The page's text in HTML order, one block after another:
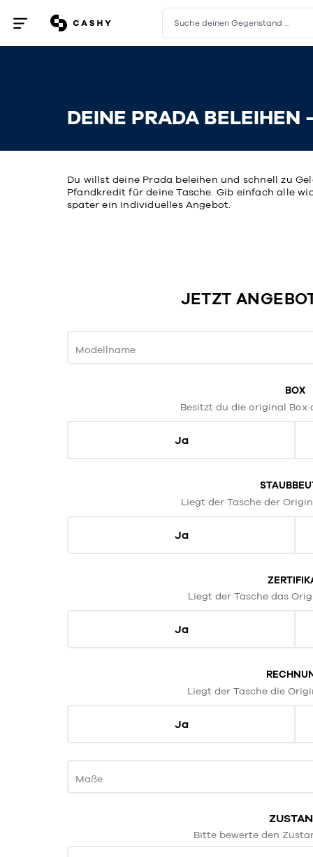
Menü
öffnen
Suche deinen Gegenstand …
DEINE PRADA BELEIHEN
Du willst deine Prada beleihen und schnell zu
Pfandkredit für deine Tasche. Gib einfach alle
später ein individuelles Angebot.
JETZT
Modellname
BOX
Besitzt du die original Box
Ja
Liegt der Tasche der
Ja
Liegt der Tasche das
Ja
Liegt der Tasche die
Ja
Maße
Bitte bewerte den